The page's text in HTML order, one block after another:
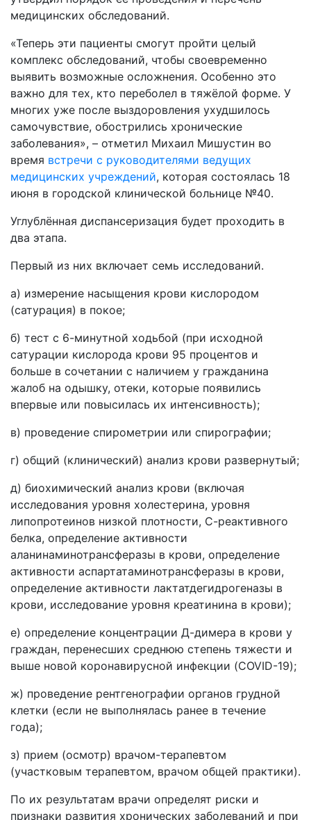
медицинских обследований.
«Теперь эти пациенты смогут пройти целый
комплекс обследований, чтобы своевременно
выявить возможные осложнения. Особенно это
важно для тех, кто переболел в тяжёлой форме. У
многих уже после выздоровления ухудшилось
самочувствие, обострились хронические
заболевания», – отметил Михаил Мишустин во
время встречи с руководителями ведущих
медицинских учреждений, которая состоялась 18
июня в городской клинической больнице №40.
Углублённая диспансеризация будет проходить в
два этапа.
Первый из них включает семь исследований.
а) измерение насыщения крови кислородом
(сатурация) в покое;
б) тест с 6-минутной ходьбой (при исходной
сатурации кислорода крови 95 процентов и
больше в сочетании с наличием у гражданина
жалоб на одышку, отеки, которые появились
впервые или повысилась их интенсивность);
в) проведение спирометрии или спирографии;
г) общий (клинический) анализ крови развернутый;
д) биохимический анализ крови (включая
исследования уровня холестерина, уровня
липопротеинов низкой плотности, С-реактивного
белка, определение активности
аланинаминотрансферазы в крови, определение
активности аспартатаминотрансферазы в крови,
определение активности лактатдегидрогеназы в
крови, исследование уровня креатинина в крови);
е) определение концентрации Д-димера в крови у
граждан, перенесших среднюю степень тяжести и
выше новой коронавирусной инфекции (COVID-19);
ж) проведение рентгенографии органов грудной
клетки (если не выполнялась ранее в течение
года);
з) прием (осмотр) врачом-терапевтом
(участковым терапевтом, врачом общей практики).
По их результатам врачи определят риски и
признаки развития хронических заболеваний и при